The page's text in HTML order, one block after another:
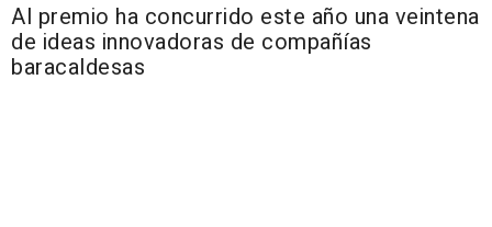
Al premio ha concurrido este año una veintena
de ideas innovadoras de compañías
baracaldesas